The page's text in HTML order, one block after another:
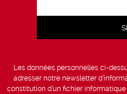
Les données personnelles ci-
adresser notre newsletter
constitution d’un fichier